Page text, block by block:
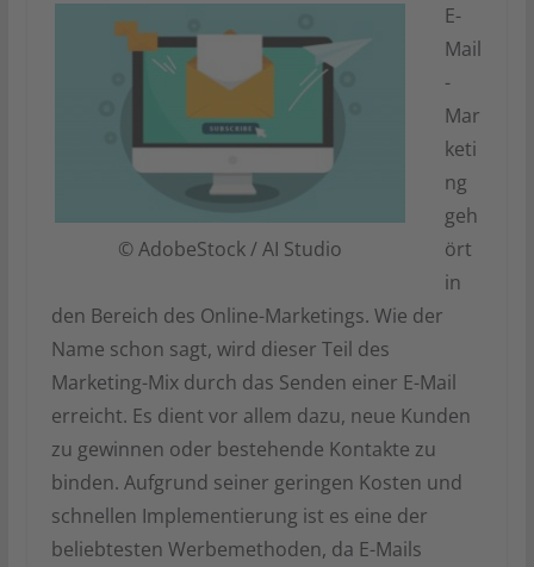
© AdobeStock / AI Studio
E-
Mail
-
Mar
keti
ng
geh
ört
in
den Bereich des Online-Marketings. Wie der
Name schon sagt, wird dieser Teil des
Marketing-Mix durch das Senden einer E-Mail
erreicht. Es dient vor allem dazu, neue Kunden
zu gewinnen oder bestehende Kontakte zu
binden. Aufgrund seiner geringen Kosten und
schnellen Implementierung ist es eine der
beliebtesten Werbemethoden, da E-Mails